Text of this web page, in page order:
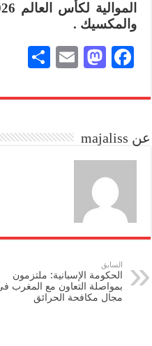
والمكسيك .
Fa
bo
M
to
n
E
ail
re
عن majaliss
السابق
الحكومة الإسبانية: ملتزمون
بمواصلة التعاون مع المغرب
مجال مكافحة الحرائق